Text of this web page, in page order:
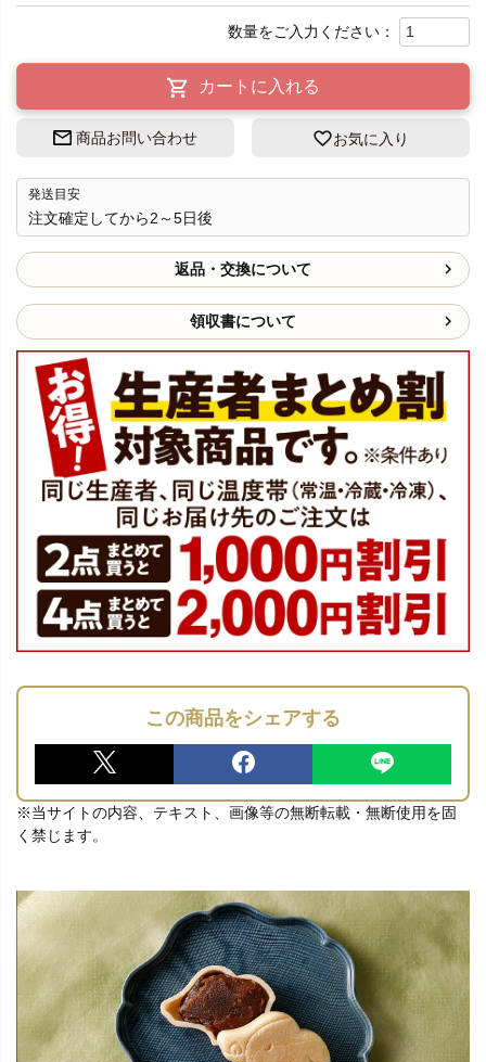
カートに入れる
商品お問い合わせ お気に入り
発送目安
注文確定してから2～5日後
返品・交換について
領収書について
この商品をシェアする
※当サイトの内容、テキスト、画像等の無断転載・無断使用を固
く禁じます。